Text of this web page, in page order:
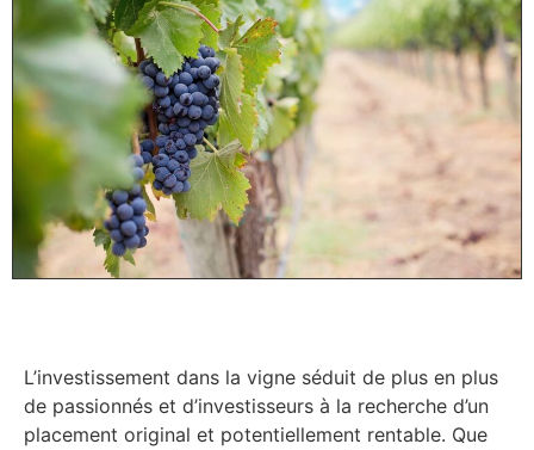
L’investissement dans la vigne séduit de plus en plus
de passionnés et d’investisseurs à la recherche d’un
placement original et potentiellement rentable. Que